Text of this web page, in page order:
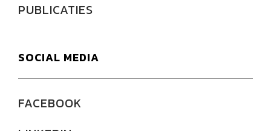
PUBLICATIES
SOCIAL MEDIA
FACEBOOK